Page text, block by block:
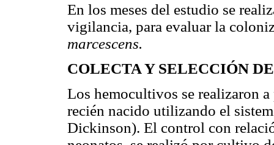
En los meses del estudio se
vigilancia, para evaluar la
marcescens.
COLECTA Y SELECCIÓN
Los hemocultivos se realizaron
recién nacido utilizando el
Dickinson). El control con